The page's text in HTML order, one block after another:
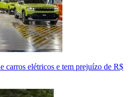
carros elétricos e tem prejuízo de R$